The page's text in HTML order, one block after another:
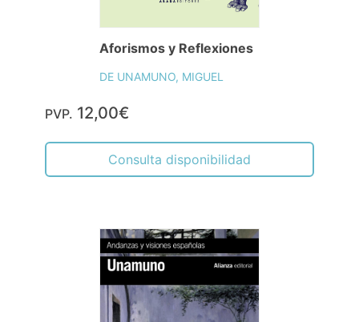
Aforismos y Reflexiones
DE UNAMUNO, MIGUEL
PVP. 12,00€
Consulta disponibilidad